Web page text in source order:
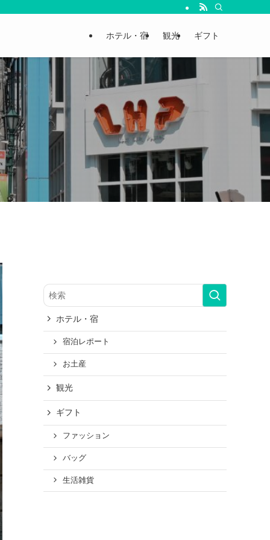
ホテル・宿 観光 ギフト
ホテル・宿
宿泊レポート
お土産
観光
ギフト
ファッション
バッグ
生活雑貨